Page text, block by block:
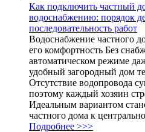
Как подключить частный
водоснабжению: порядок
последовательность работ
Водоснабжение частного
его комфортность Без
автоматическом режиме
удобный загородный дом
Отсутствие водопровода
поэтому каждый хозяин
Идеальным вариантом
частного дома к
Подробнее >>>